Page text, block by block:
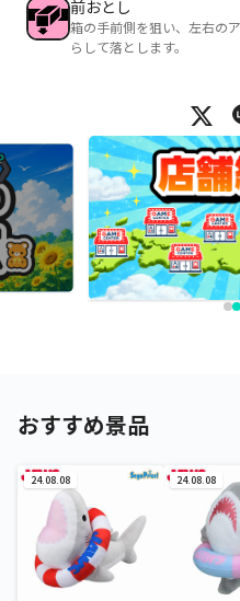
前おとし
箱の手前側を狙い、左右の
らして落とします。
X
おすすめ景品
24.08.08 24.08.08